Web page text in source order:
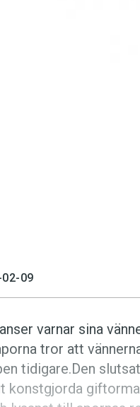
02-09
varnar sina
tror att
tidigare.Den